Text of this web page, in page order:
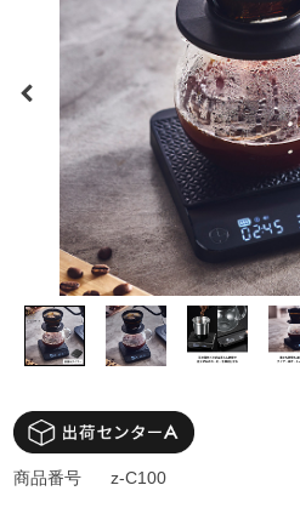
商品番号 z-C100